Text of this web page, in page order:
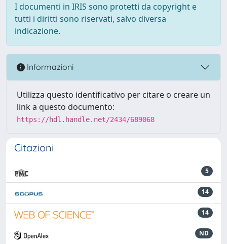
I documenti in IRIS sono protetti da copyright e
tutti i diritti sono riservati, salvo diversa
indicazione.
Informazioni
Utilizza questo identificativo per citare o creare un
link a questo documento:
https://hdl.handle.net/2434/689068
Citazioni
5
14
14
ND